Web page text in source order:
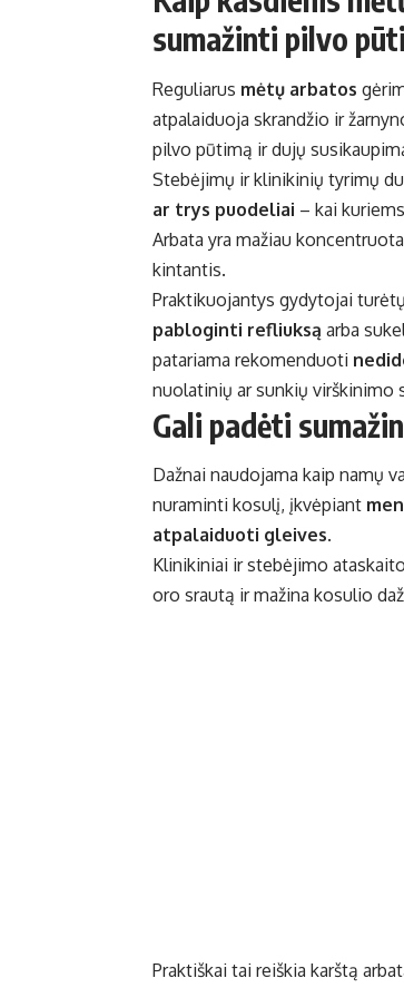
sumažinti pilvo
Reguliarus mėtų arbatos
atpalaiduoja skrandžio ir
pilvo pūtimą ir dujų
Stebėjimų ir klinikinių tyrimų
ar trys puodeliai – kai
Arbata yra mažiau
kintantis.
Praktikuojantys gydytojai
pabloginti refliuksą arba
patariama rekomenduoti
nuolatinių ar sunkių virškinimo
Gali padėti
Dažnai naudojama kaip namų
nuraminti kosulį, įkvėpiant
atpalaiduoti gleives.
Klinikiniai ir stebėjimo
oro srautą ir mažina kosulio
Praktiškai tai reiškia karštą